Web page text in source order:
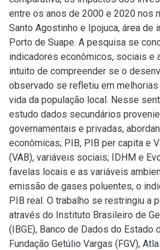
entre os anos de 2000 e 2020 nos
Santo Agostinho e Ipojuca, área de
Porto de Suape. A pesquisa se
indicadores econômicos, sociais e
intuito de compreender se o
observado se refletiu em
vida da população local. Nesse
estudo dados secundários
governamentais e privadas,
econômicas; PIB, PIB per capita e
(VAB), variáveis sociais; IDHM e
favelas locais e as variáveis
emissão de gases poluentes, o
PIB real. O trabalho se restringiu a
através do Instituto Brasileiro de
(IBGE), Banco de Dados do Estado
Fundação Getúlio Vargas (FGV),